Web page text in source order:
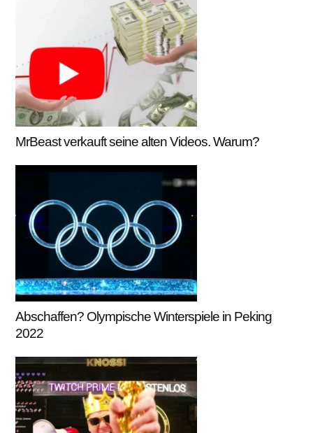
MrBeast verkauft seine alten Videos. Warum?
Abschaffen? Olympische Winterspiele in Peking
2022